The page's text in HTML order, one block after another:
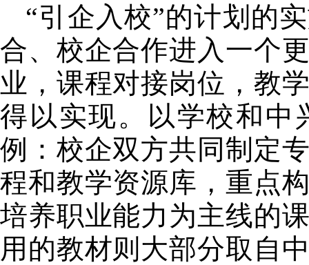
“引企入校”的计划的
合、校企合作进入一个
业，课程对接岗位，教
得以实现。以学校和中
例：校企双方共同制定
程和教学资源库，重点
培养职业能力为主线的
用的教材则大部分取自